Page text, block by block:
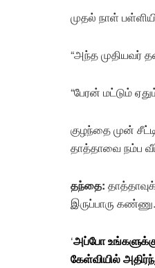
முதல் நாள்
“அந்த முதியவர்
“பேரன் மட்டும்
குழந்தை முன்
தாத்தாவை நம்ப
தந்தை:
இருப்பாரு கண்ணு.
‘அப்போ
கேள்வியில்